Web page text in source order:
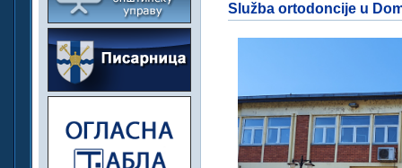
Služba ortodoncije u